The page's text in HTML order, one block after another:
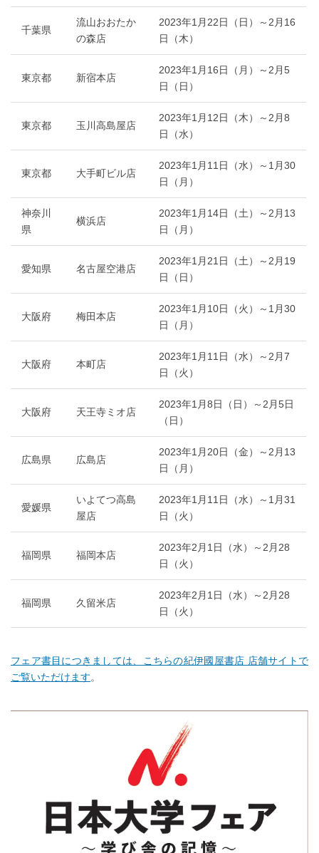
千葉県
流山おおたか
の森店
2023年1月22日（日）～2月16
日（木）
東京都 新宿本店
2023年1月16日（月）～2月5
日（日）
東京都 玉川高島屋店
2023年1月12日（木）～2月8
日（水）
東京都 大手町ビル店
2023年1月11日（水）～1月30
日（月）
神奈川
県
横浜店
2023年1月14日（土）～2月13
日（月）
愛知県 名古屋空港店
2023年1月21日（土）～2月19
日（日）
大阪府 梅田本店
2023年1月10日（火）～1月30
日（月）
大阪府 本町店
2023年1月11日（水）～2月7
日（火）
大阪府 天王寺ミオ店
2023年1月8日（日）～2月5日
（日）
広島県 広島店
2023年1月20日（金）～2月13
日（月）
愛媛県
いよてつ高島
屋店
2023年1月11日（水）～1月31
日（火）
福岡県 福岡本店
2023年2月1日（水）～2月28
日（火）
福岡県 久留米店
2023年2月1日（水）～2月28
日（火）
フェア書目につきましては、こちらの紀伊國屋書店 店舗サイトで
ご覧いただけます。